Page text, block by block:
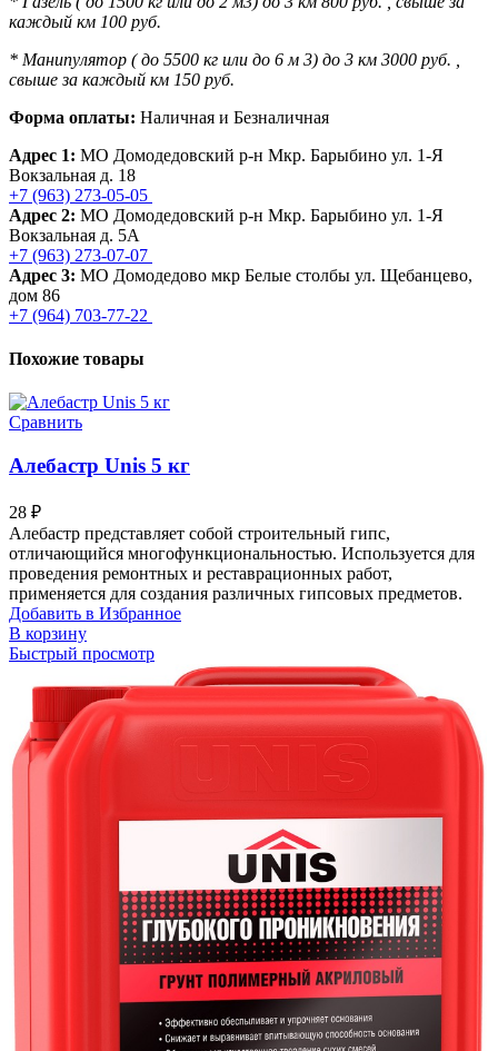
каждый км 100 руб.
* Манипулятор ( до 5500 кг или до 6 м 3) до 3 км 3000 руб. ,
свыше за каждый км 150 руб.
Форма оплаты: Наличная и Безналичная
Адрес 1: МО Домодедовский р-н Мкр. Барыбино ул. 1-Я
Вокзальная д. 18
+7 (963) 273-05-05
Адрес 2: МО Домодедовский р-н Мкр. Барыбино ул. 1-Я
Вокзальная д. 5А
+7 (963) 273-07-07
Адрес 3: МО Домодедово мкр Белые столбы ул. Щебанцево,
дом 86
+7 (964) 703-77-22
Похожие товары
Сравнить
Алебастр Unis 5 кг
28 ₽
Алебастр представляет собой строительный гипс,
отличающийся многофункциональностью. Используется для
проведения ремонтных и реставрационных работ,
применяется для создания различных гипсовых предметов.
Добавить в Избранное
В корзину
Быстрый просмотр